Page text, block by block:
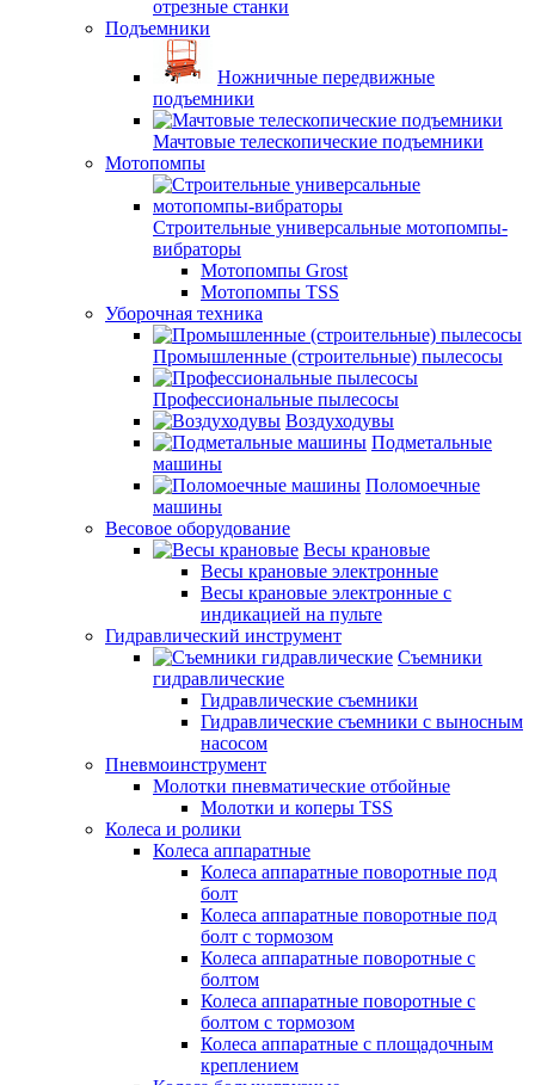
отрезные станки
Подъемники
Ножничные передвижные
подъемники
Мачтовые телескопические подъемники
Мотопомпы
Строительные универсальные мотопомпы-
вибраторы
Мотопомпы Grost
Мотопомпы TSS
Уборочная техника
Промышленные (строительные) пылесосы
Профессиональные пылесосы
Воздуходувы
Подметальные
машины
Поломоечные
машины
Весовое оборудование
Весы крановые
Весы крановые электронные
Весы крановые электронные с
индикацией на пульте
Гидравлический инструмент
Съемники
гидравлические
Гидравлические съемники
Гидравлические cъемники с выносным
насосом
Пневмоинструмент
Молотки пневматические отбойные
Молотки и коперы TSS
Колеса и ролики
Колеса аппаратные
Колеса аппаратные поворотные под
болт
Колеса аппаратные поворотные под
болт с тормозом
Колеса аппаратные поворотные с
болтом
Колеса аппаратные поворотные с
болтом с тормозом
Колеса аппаратные с площадочным
креплением